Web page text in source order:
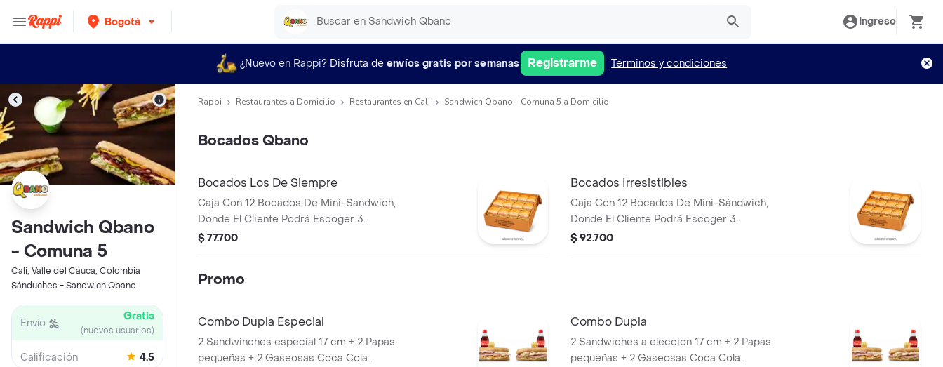
Bogotá Ingreso
¿Nuevo en Rappi? Disfruta de envíos gratis por semanas Registrarme Términos y condiciones
Sandwich Qbano
- Comuna 5
Cali, Valle del Cauca, Colombia
Sánduches - Sandwich Qbano
Envío Gratis
(nuevos usuarios)
Calificación 4.5
Rappi Restaurantes a Domicilio Restaurantes en Cali Sandwich Qbano - Comuna 5 a Domicilio
Bocados Qbano
Bocados Los De Siempre
Caja Con 12 Bocados De Mini-Sandwich,
Donde El Cliente Podrá Escoger 3
Sabores Entre Cualquiera De Los De
$ 77.700
Bocados Irresistibles
Caja Con 12 Bocados De Mini-Sándwich,
Donde El Cliente Podrá Escoger 3
Sabores Entre Cualquiera De Los
$ 92.700
Promo
Combo Dupla Especial
2 Sandwinches especial 17 cm + 2 Papas
pequeñas + 2 Gaseosas Coca Cola
Combo Dupla
2 Sandwiches a eleccion 17 cm + 2 Papas
pequeñas + 2 Gaseosas Coca Cola